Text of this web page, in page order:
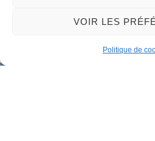
VOIR LES
Politique de
Nous contacter